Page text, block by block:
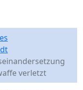
Täter überfällt
Bobstadt:
verletzt